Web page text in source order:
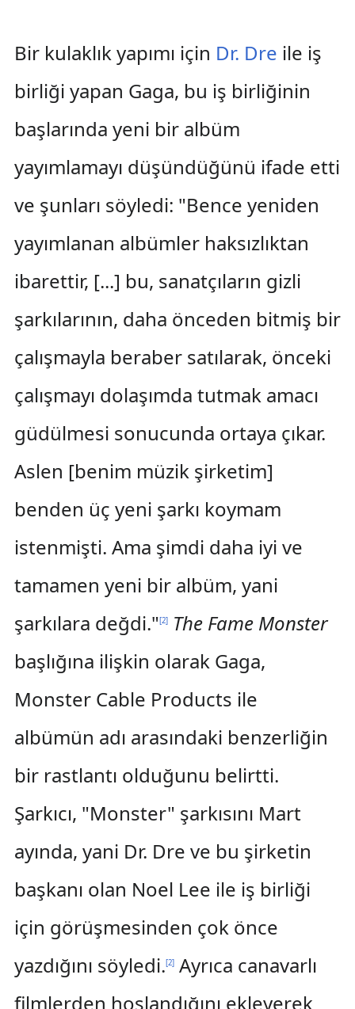
Bir kulaklık yapımı için Dr. Dre ile iş
birliği yapan Gaga, bu iş birliğinin
başlarında yeni bir albüm
yayımlamayı düşündüğünü ifade etti
ve şunları söyledi: "Bence yeniden
yayımlanan albümler haksızlıktan
ibarettir, [...] bu, sanatçıların gizli
şarkılarının, daha önceden bitmiş bir
çalışmayla beraber satılarak, önceki
çalışmayı dolaşımda tutmak amacı
güdülmesi sonucunda ortaya çıkar.
Aslen [benim müzik şirketim]
benden üç yeni şarkı koymam
istenmişti. Ama şimdi daha iyi ve
tamamen yeni bir albüm, yani
şarkılara değdi."[2]
The Fame Monster
başlığına ilişkin olarak Gaga,
Monster Cable Products ile
albümün adı arasındaki benzerliğin
bir rastlantı olduğunu belirtti.
Şarkıcı, "Monster" şarkısını Mart
ayında, yani Dr. Dre ve bu şirketin
başkanı olan Noel Lee ile iş birliği
için görüşmesinden çok önce
yazdığını söyledi.[2]Ayrıca canavarlı
filmlerden hoşlandığını ekleyerek